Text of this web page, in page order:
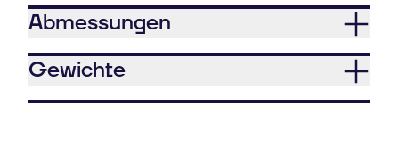
Abmessungen
Gewichte